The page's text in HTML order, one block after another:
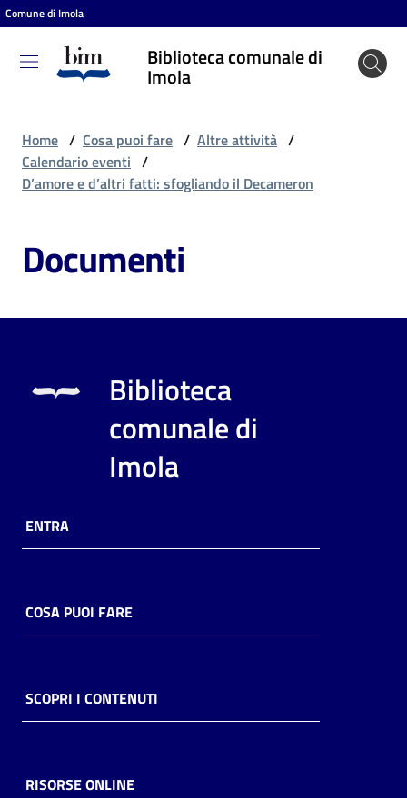
Vai al contenuto
Vai alla navigazione
Vai al footer
Comune di Imola
Biblioteca comunale di
Imola
Biblioteca
comunale
Cosa
fare
Scopri
online
Piani
Home / Cosa puoi fare / Altre attività /
Calendario eventi /
D’amore e d’altri fatti: sfogliando il Decameron
Documenti
Biblioteca
comunale di
Imola
ENTRA
COSA PUOI FARE
SCOPRI I CONTENUTI
RISORSE ONLINE